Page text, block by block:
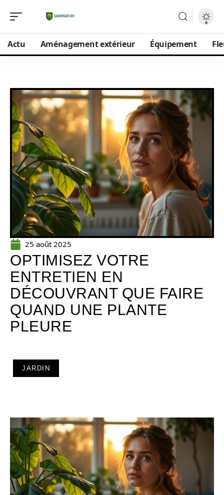
Actu Aménagement extérieur Équipement
25 août 2025
OPTIMISEZ VOTRE
ENTRETIEN EN
DÉCOUVRANT QUE FAIRE
QUAND UNE PLANTE
PLEURE
JARDIN